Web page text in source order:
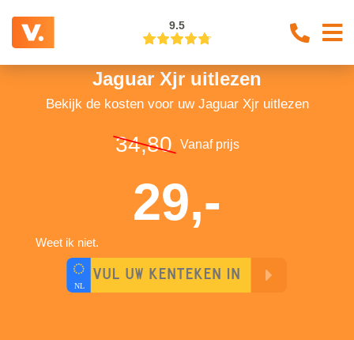
9.5
Jaguar Xjr uitlezen
Bekijk de kosten voor uw Jaguar Xjr uitlezen
34,80 Vanaf prijs
29,-
Weet ik niet.